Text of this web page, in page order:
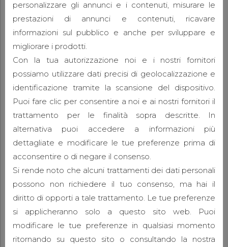
Cimitero di Pontelongo
20 Gennaio 2018 by admin
0
Progetto d'ampliamento del cimitero di
CONTINUE READING
personalizzare gli annunci e i contenuti, misurare le
prestazioni di annunci e contenuti, ricavare
informazioni sul pubblico e anche per sviluppare e
migliorare i prodotti.
Con la tua autorizzazione noi e i nostri fornitori
possiamo utilizzare dati precisi di geolocalizzazione e
identificazione tramite la scansione del dispositivo.
Puoi fare clic per consentire a noi e ai nostri fornitori il
trattamento per le finalità sopra descritte. In
alternativa puoi accedere a informazioni più
dettagliate e modificare le tue preferenze prima di
acconsentire o di negare il consenso.
Si rende noto che alcuni trattamenti dei dati personali
possono non richiedere il tuo consenso, ma hai il
diritto di opporti a tale trattamento. Le tue preferenze
si applicheranno solo a questo sito web. Puoi
modificare le tue preferenze in qualsiasi momento
ritornando su questo sito o consultando la nostra